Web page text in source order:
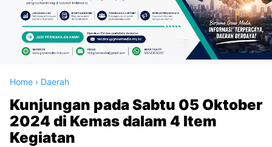
Home › Daerah
Kunjungan pada Sabtu 05 Oktober
2024 di Kemas dalam 4 Item
Kegiatan